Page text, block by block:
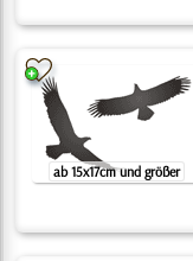
ab 15x17cm und größer